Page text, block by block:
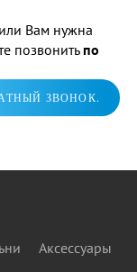
Вам нужна
позвонитьпо
ЗВОНОК.
Аксессуары